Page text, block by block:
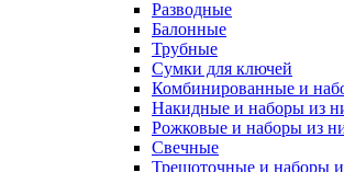
Разводные
Балонные
Трубные
Сумки для ключей
Комбинированные и
Накидные и наборы из
Рожковые и наборы из
Свечные
Трещоточные и наборы